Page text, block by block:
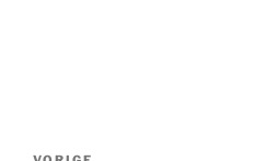
Berichtnavigatie